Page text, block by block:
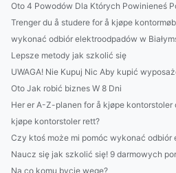
Oto 4 Powodów Dla Których Powinieneś
Trenger du å studere for å kjøpe
wykonać odbiór elektroodpadów w
Lepsze metody jak szkolić się
UWAGA! Nie Kupuj Nic Aby kupić
Oto Jak robić biznes W 8 Dni
Her er A-Z-planen for å kjøpe kontorstoler
kjøpe kontorstoler rett?
Czy ktoś może mi pomóc wykonać odbiór
Naucz się jak szkolić się! 9 darmowych
Na co komu bycie wege?